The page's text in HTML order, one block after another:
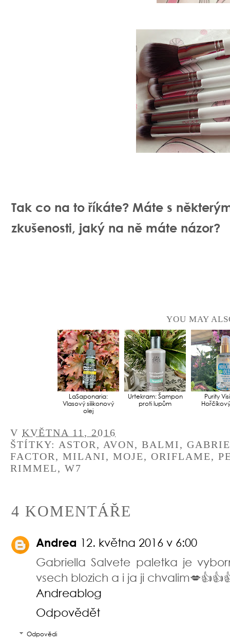
Tak co na to říkáte? Máte s
zkušenosti, jaký na ně máte názor?
YOU MAY
LaSaponaria:
Vlasový silikonový
olej
Urtekram: Šampon
proti lupům
Purity
V KVĚTNA 11, 2016
ŠTÍTKY: ASTOR, AVON, BALMI,
FACTOR, MILANI, MOJE, ORIFLAME,
RIMMEL, W7
4 KOMENTÁŘE
Andrea 12. května 2016 v 6:00
Gabriella Salvete paletka je
vsech blozich a i ja ji
Andreablog
Odpovědět
Odpovědi